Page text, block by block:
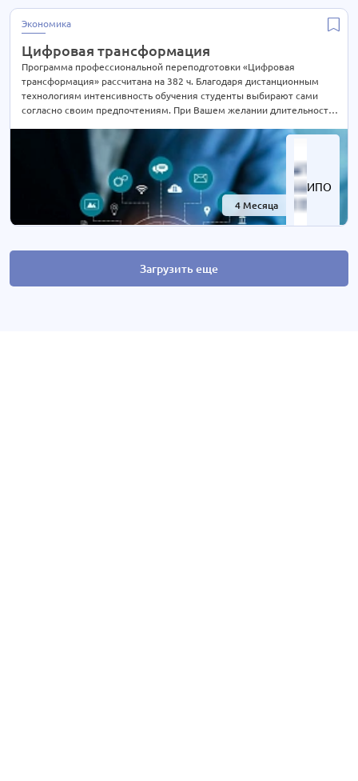
ИПО
4 Месяца -60%
Экономика
Цифровая трансформация
Программа профессиональной переподготовки «Цифровая
трансформация» рассчитана на 382 ч. Благодаря дистанционным
технологиям интенсивность обучения студенты выбирают сами
согласно своим предпочтениям. При Вашем желании длительность
уточняйте по телефону на сайте или отправьте нам заявку для
Загрузить еще